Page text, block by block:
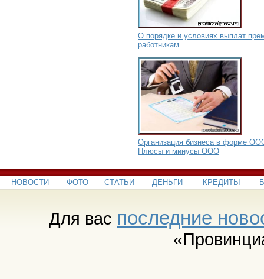
О порядке и условиях выплат
работникам
Организация бизнеса в форме
Плюсы и минусы ООО
НОВОСТИ ФОТО СТАТЬИ ДЕНЬГИ КРЕДИТЫ
Для вас последние